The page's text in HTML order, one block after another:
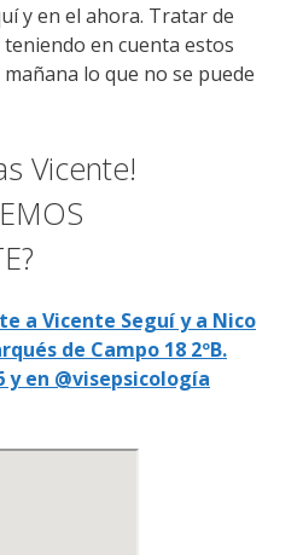
y en el ahora. Tratar de
en cuenta estos
lo que no se puede
Vicente!
a Vicente Seguí y a Nico
de Campo 18 2ºB.
y en @visepsicología